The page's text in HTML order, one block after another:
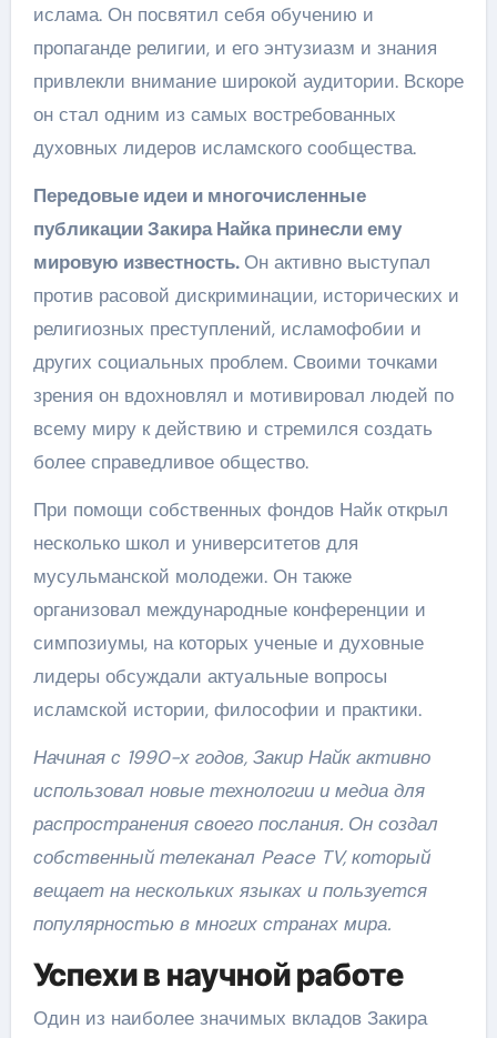
ислама. Он посвятил себя обучению и
пропаганде религии, и его энтузиазм и знания
привлекли внимание широкой аудитории. Вскоре
он стал одним из самых востребованных
духовных лидеров исламского сообщества.
Передовые идеи и многочисленные
публикации Закира Найка принесли ему
мировую известность. Он активно выступал
против расовой дискриминации, исторических и
религиозных преступлений, исламофобии и
других социальных проблем. Своими точками
зрения он вдохновлял и мотивировал людей по
всему миру к действию и стремился создать
более справедливое общество.
При помощи собственных фондов Найк открыл
несколько школ и университетов для
мусульманской молодежи. Он также
организовал международные конференции и
симпозиумы, на которых ученые и духовные
лидеры обсуждали актуальные вопросы
исламской истории, философии и практики.
Начиная с 1990-х годов, Закир Найк активно
использовал новые технологии и медиа для
распространения своего послания. Он создал
собственный телеканал Peace TV, который
вещает на нескольких языках и пользуется
популярностью в многих странах мира.
Успехи в научной работе
Один из наиболее значимых вкладов Закира